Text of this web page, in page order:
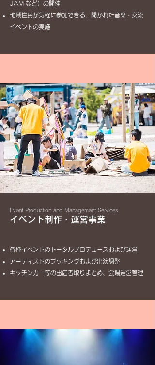
JAM など）の開催
地域住民が気軽に参加できる、開かれた音楽・交流
イベントの実施
Event Production and Management Services
イベント制作・運営事業
各種イベントのトータルプロデュースおよび運営
アーティストのブッキングおよび出演調整
キッチンカー等の出店者取りまとめ、会場運営管理